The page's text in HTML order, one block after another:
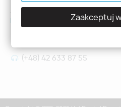
Jeśli mają Państwo jakiekolwiek
holdental@holdental.pl
(+48) 42 633 87 55
Zaakceptuj